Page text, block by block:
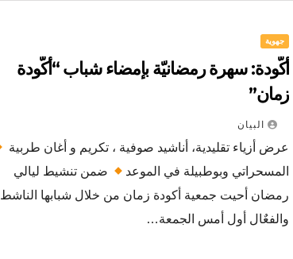
جهوية
أكّودة: سهرة رمضانيّة بإمضاء شباب “أكّودة
زمان”
البيان
عرض أزياء تقليدية، أناشيد صوفية ، تكريم و أغان طربية
المسحراتي وبوطبيلة في الموعد
ضمن تنشيط ليالي
رمضان أحيت جمعية أكودة زمان من خلال شبابها الناشط
والفعٌال أول أمس الجمعة…